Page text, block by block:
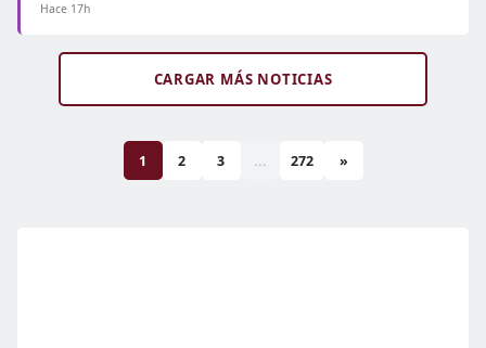
Hace 17h
CARGAR MÁS NOTICIAS
1 2 3 ... 272 »